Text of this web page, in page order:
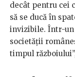
decât pentru cei
să se ducă în
invizibile. Într-
societății
timpul